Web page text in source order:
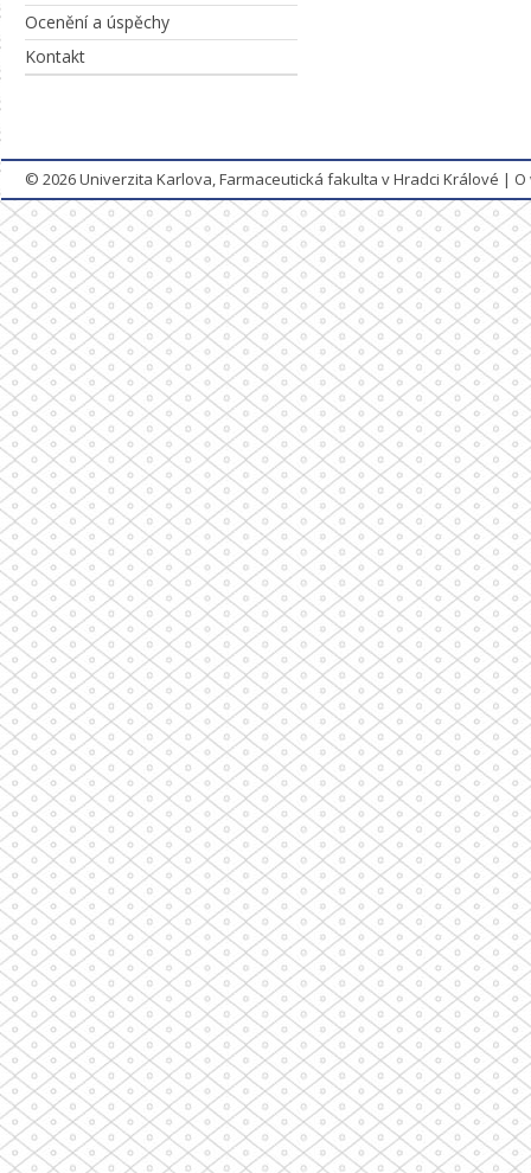
Ocenění a úspěchy
Kontakt
© 2026Univerzita Karlova, Farmaceutická fakulta v Hradci Králové |